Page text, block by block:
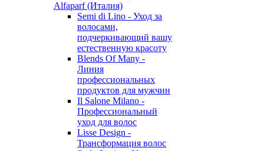
Alfaparf (Италия)
Semi di Lino - Уход за
волосами,
подчеркивающий вашу
естественную красоту
Blends Of Many -
Линия
профессиональных
продуктов для мужчин
Il Salone Milano -
Профессиональный
уход для волос
Lisse Design -
Трансформация волос